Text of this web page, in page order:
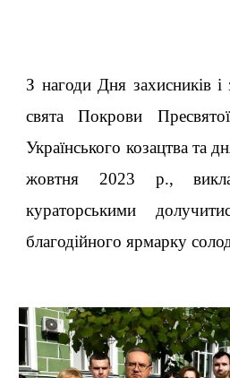
З нагоди Дня захисників і
свята Покрови
Українського козацтва та
жовтня 2023 р.,
кураторськими
благодійного ярмарку